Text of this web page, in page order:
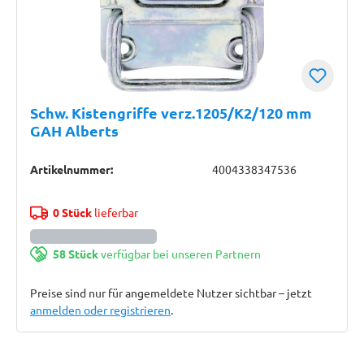
Schw. Kistengriffe verz.1205/K2/120 mm
GAH Alberts
Artikelnummer: 4004338347536
0 Stücklieferbar
58 Stückverfügbar bei unseren Partnern
Preise sind nur für angemeldete Nutzer sichtbar – jetzt
anmelden oder registrieren.